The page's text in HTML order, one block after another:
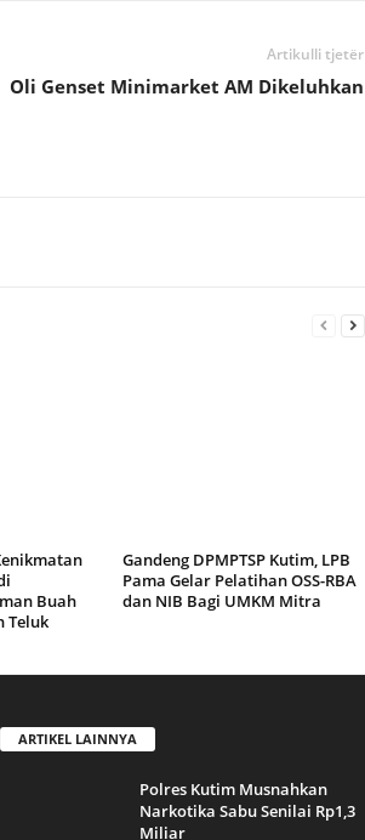
Artikulli tjetër
Oli Genset Minimarket AM Dikeluhkan
Buah
Teluk
Gandeng DPMPTSP Kutim, LPB
Pama Gelar Pelatihan OSS-RBA
dan NIB Bagi UMKM Mitra
ARTIKEL LAINNYA
Polres Kutim Musnahkan
Narkotika Sabu Senilai Rp1,3
Miliar